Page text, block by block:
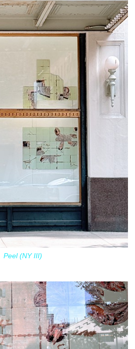
Peel (NY III)